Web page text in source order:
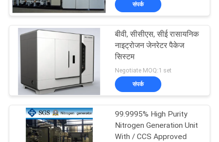
संपर्क
बीवी, सीसीएस, सीई रासायनिक
नाइट्रोजन जेनरेटर पैकेज
सिस्टम
Negotiate MOQ:1 set
संपर्क
99.9995% High Purity
Nitrogen Generation Unit
With / CCS Approved